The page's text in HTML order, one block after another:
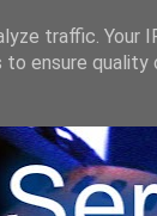
traffic. Your
ensure quality